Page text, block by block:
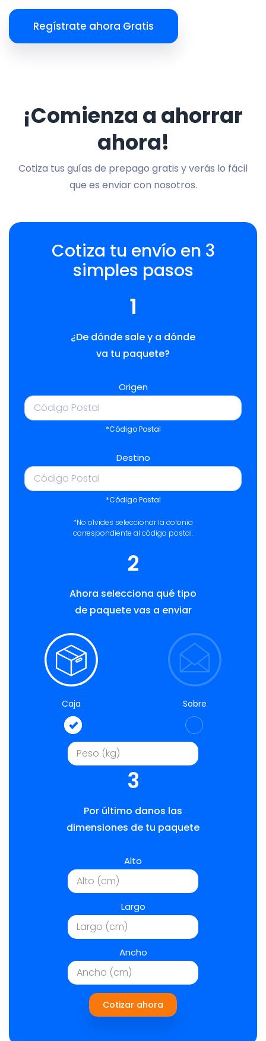
Regístrate ahora Gratis
¡Comienza a ahorrar
ahora!
Cotiza tus guías de prepago gratis y verás lo fácil
que es enviar con nosotros.
Cotiza tu envío en 3
simples pasos
1
¿De dónde sale y a dónde
va tu paquete?
Origen
*Código Postal
Destino
*Código Postal
*No olvides seleccionar la colonia
correspondiente al código postal.
2
Ahora selecciona qué tipo
de paquete vas a enviar
Caja Sobre
3
Por último danos las
dimensiones de tu paquete
Alto
Largo
Ancho
Cotizar ahora